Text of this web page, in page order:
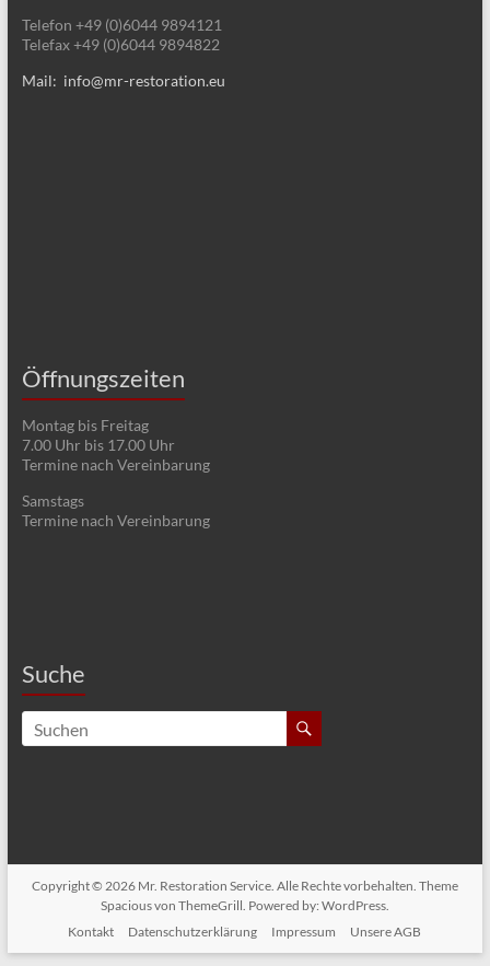
Telefon +49 (0)6044 9894121
Telefax +49 (0)6044 9894822
Mail: info@mr-restoration.eu
Öffnungszeiten
Montag bis Freitag
7.00 Uhr bis 17.00 Uhr
Termine nach Vereinbarung
Samstags
Termine nach Vereinbarung
Suche
Copyright © 2026 Mr. Restoration Service. Alle Rechte vorbehalten. Theme
Spaciousvon ThemeGrill. Powered by: WordPress.
Kontakt
Datenschutzerklärung Impressum Unsere AGB